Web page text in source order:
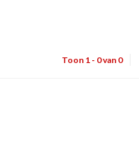
Toon 1 - 0 van 0